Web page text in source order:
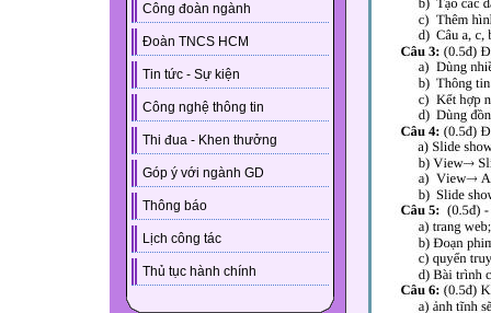
Công đoàn ngành
Đoàn TNCS HCM
Tin tức - Sự kiện
Công nghệ thông tin
Thi đua - Khen thưởng
Góp ý với ngành GD
Thông báo
Lịch công tác
Thủ tục hành chính